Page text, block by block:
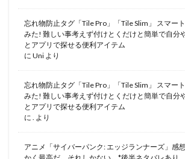
忘れ物防止タグ「Tile Pro」「Tile Slim」 スマー
みた! 難しい事考えず付けとくだけと簡単で自分
とアプリで探せる便利アイテム
に Uni より
忘れ物防止タグ「Tile Pro」「Tile Slim」 スマー
みた! 難しい事考えず付けとくだけと簡単で自分
とアプリで探せる便利アイテム
に . より
アニメ「サイバーパンク: エッジランナーズ」感